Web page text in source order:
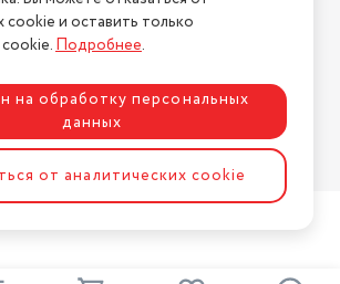
конфиденциальности
сайтаASTDESIGN
cookie и оставить только
Подробнее.
на обработку персональных
данных
от аналитических cookie